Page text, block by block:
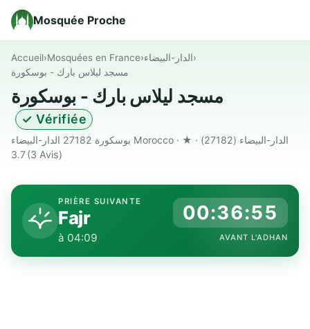
Mosquée Proche
Accueil›Mosquées en France›الدار-البيضاء›
مسجد ليلاس بارك - بوسكورة
مسجد ليلاس بارك - بوسكورة
✓ Vérifiée
بوسكورة 27182 الدار-البيضاء Morocco · الدار-البيضاء (27182) · ★
3.7
(3 Avis)
PRIÈRE SUIVANTE
Fajr
à 04:09
00:36:54
AVANT L'ADHAN